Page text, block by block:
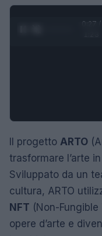
0:28 /
Il progetto ARTO
trasformare l’arte
Sviluppato da un
cultura, ARTO
NFT (Non-
opere d’arte e